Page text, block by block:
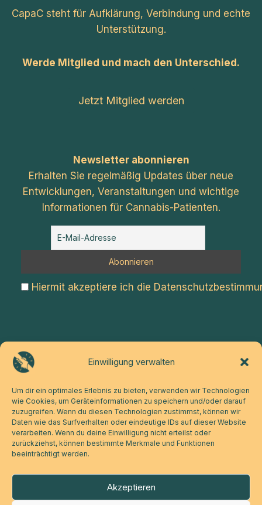
Einwilligung verwalten
Um dir ein optimales Erlebnis zu bieten, verwenden wir Technologien
wie Cookies, um Geräteinformationen zu speichern und/oder darauf
zuzugreifen. Wenn du diesen Technologien zustimmst, können wir
Daten wie das Surfverhalten oder eindeutige IDs auf dieser Website
verarbeiten. Wenn du deine Einwilligung nicht erteilst oder
zurückziehst, können bestimmte Merkmale und Funktionen
beeinträchtigt werden.
Akzeptieren
CapaC steht für Aufklärung, Verbindung und echte
Unterstützung.
Werde Mitglied und mach den Unterschied.
Jetzt Mitglied werden
Newsletter abonnieren
Erhalten Sie regelmäßig Updates über neue
Entwicklungen, Veranstaltungen und wichtige
Informationen für Cannabis-Patienten.
Hiermit akzeptiere ich die
Über uns
Kontakt
Der Patienten-Club Mitglied werden
Mitgliederbereich Ärzteportal
Apotheken Portal Partner werden bei CAPAC